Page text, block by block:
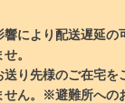
響により配送遅延の
。
り先様のご在宅を
ん。※避難所への